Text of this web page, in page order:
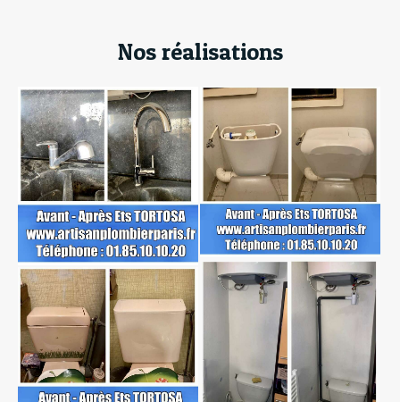
Nos réalisations